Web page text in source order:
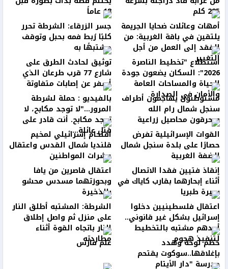
285 كلم
18 عاماً
أمهات وعائلات ضحايا الجريمة
يلتقين في باقة الغربية: من
الفقد إلى العمل من أجل
التغيير
جسر الزرقاء: الشرطة تحرر
كلبًا رُبط فمه بحبل وتوقف
مشتبهًا به
استطلاع "تخطيط الناصرة
2026": السكان يضعون جودة
الحياة والمساحات العامة
والأمان في الصدارة
توثيق لحادث الطرق على
شارع 77 قرب طرعان الذي
أسفر عن إصابات متفاوتة
مستوطنون يهاجمون أطراف
سنجل شمال رام الله
ويحرقون محاصيل زراعية
بالفيديو : حملة لشرطة
المرور..."لا توجد مكابح، لا
توجد مكابح. أنت قادر على
قتل عائلة... القوات الإسرائيلية تفرض
حصارًا على بلدة سنجل شمال
الضفة الغربية
اقتحام إسرائيلي لمخيم
قلنديا شمال القدس واعتقال
عشرات المواطنين
إنقاذ فتيين فقدا الاتصال
أثناء إبحارهما بقارب كاياك في
بحيرة طبريا
اعتقال قاصرين من يافا
وبحوزتهما مسدس محشو
بالذخيرة
اعتقال فلسطينيين دخلوا
إسرائيل بشكل غير قانوني..
أحدهم مشتبه بالتخطيط
لتنفيذ هجوم
الشرطة: المشتبه أطلق النار
على منزل ثم واصل إطلاق
النار باتجاه القوة أثناء
مطاردته حطّم لوحة وهدد
بإغلاقها..سوكوت يقتحم
مدرسة "دار الأيتام
علم فارس